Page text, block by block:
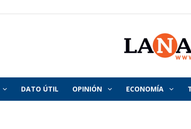
DATO ÚTIL OPINIÓN ECONOMÍA